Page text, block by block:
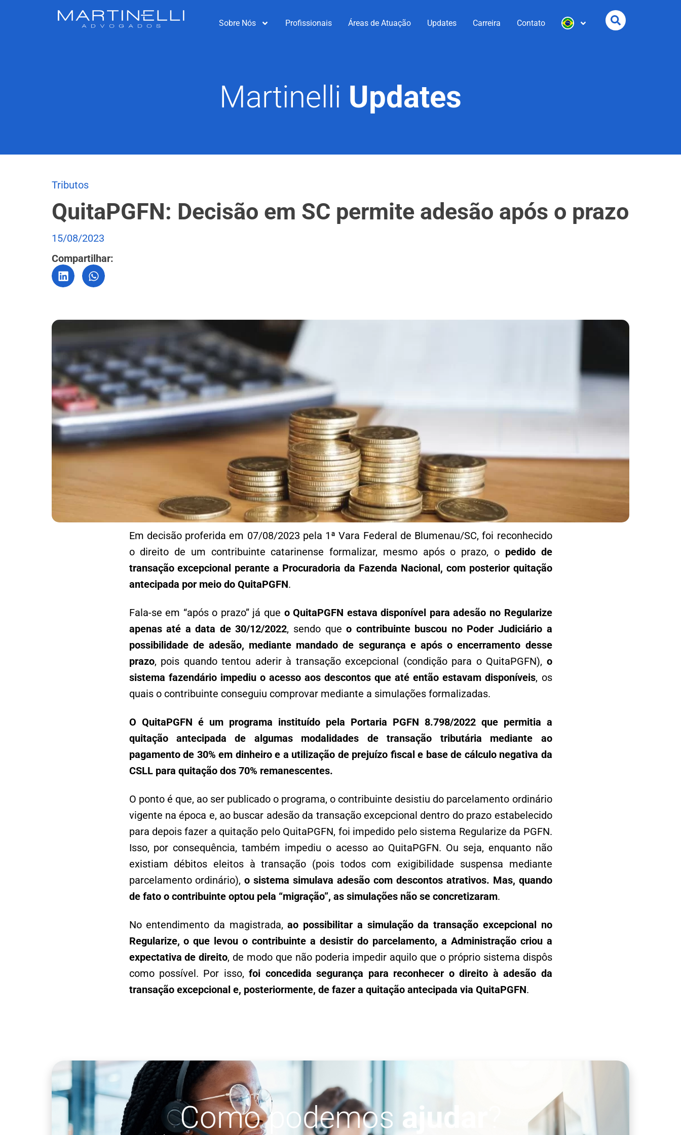
Sobre Nós Profissionais Áreas de Atuação Updates Carreira Contato
Martinelli Updates
Tributos
QuitaPGFN: Decisão em SC permite adesão após o prazo
15/08/2023
Compartilhar:
Em decisão proferida em 07/08/2023 pela 1ª Vara Federal de Blumenau/SC, foi reconhecido
o direito de um contribuinte catarinense formalizar, mesmo após o prazo, o pedido de
transação excepcional perante a Procuradoria da Fazenda Nacional, com posterior quitação
antecipada por meio do QuitaPGFN.
Fala-se em “após o prazo” já que o QuitaPGFN estava disponível para adesão no Regularize
apenas até a data de 30/12/2022, sendo queo contribuinte buscou no Poder Judiciário a
possibilidade de adesão, mediante mandado de segurança e após o encerramento desse
prazo, pois quando tentou aderir à transação excepcional (condição para o QuitaPGFN), o
sistema fazendário impediu o acesso aos descontos que até então estavam disponíveis, os
quais o contribuinte conseguiu comprovar mediante a simulações formalizadas.
O QuitaPGFN é um programa instituído pela Portaria PGFN 8.798/2022 que permitia a
quitação antecipada de algumas modalidades de transação tributária mediante ao
pagamento de 30% em dinheiro e a utilização de prejuízo fiscal e base de cálculo negativa da
CSLL para quitação dos 70% remanescentes.
O ponto é que, ao ser publicado o programa, o contribuinte desistiu do parcelamento ordinário
vigente na época e, ao buscar adesão da transação excepcional dentro do prazo estabelecido
para depois fazer a quitação pelo QuitaPGFN, foi impedido pelo sistema Regularize da PGFN.
Isso, por consequência, também impediu o acesso ao QuitaPGFN. Ou seja, enquanto não
existiam débitos eleitos à transação (pois todos com exigibilidade suspensa mediante
parcelamento ordinário),o sistema simulava adesão com descontos atrativos. Mas, quando
de fato o contribuinte optou pela “migração”, as simulações não se concretizaram.
No entendimento da magistrada,ao possibilitar a simulação da transação excepcional no
Regularize, o que levou o contribuinte a desistir do parcelamento, a Administração criou a
expectativa de direito, de modo que não poderia impedir aquilo que o próprio sistema dispôs
como possível. Por isso,foi concedida segurança para reconhecer o direito à adesão da
transação excepcional e, posteriormente, de fazer a quitação antecipada via QuitaPGFN.
Como podemos ajudar